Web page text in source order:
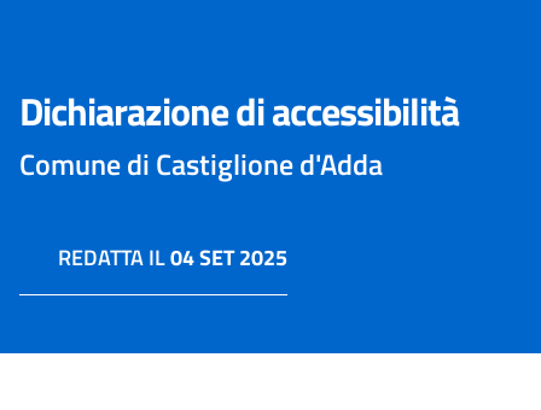
Dichiarazione di accessibilità
Comune di Castiglione d'Adda
REDATTA IL04 SET 2025